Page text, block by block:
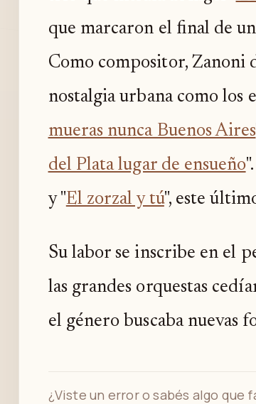
que marcaron el final de
Como compositor,
nostalgia urbana como los
mueras nunca Buenos Aires
del Plata lugar de ensueño
y "El zorzal y tú", este
Su labor se inscribe en el
las grandes orquestas
el género buscaba nuevas
¿Viste un error o sabés algo que